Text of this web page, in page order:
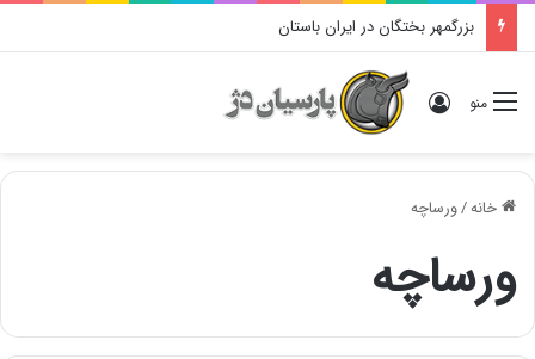
بزرگمهر بختگان در ایران باستان
منو ورود
خانه/ورساچه
ورساچه